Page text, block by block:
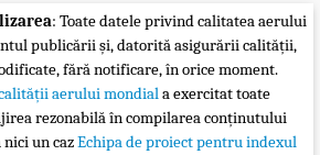
: Toate datele privind calitatea aerului
publicării și, datorită asigurării calității,
fără notificare, în orice moment.
aerului mondiala exercitat toate
rezonabilă în compilarea conținutului
un cazEchipa de proiect pentru indexul